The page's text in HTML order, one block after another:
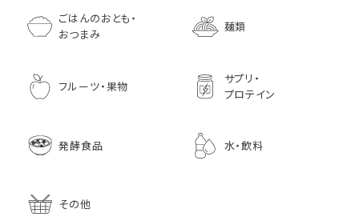
ごはんのおとも・
おつまみ
麺類
フルーツ・果物
サプリ・
プロテイン
発酵食品 水・飲料
その他